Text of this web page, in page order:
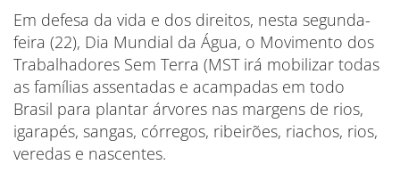
Em defesa da vida e dos direitos, nesta segunda-
feira (22), Dia Mundial da Água, o Movimento dos
Trabalhadores Sem Terra (MST irá mobilizar todas
as famílias assentadas e acampadas em todo
Brasil para plantar árvores nas margens de rios,
igarapés, sangas, córregos, ribeirões, riachos, rios,
veredas e nascentes.